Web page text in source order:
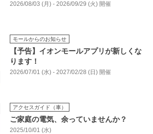
2026/08/03 (月) - 2026/09/29 (火) 開催
モールからのお知らせ
【予告】イオンモールアプリが新しくな
ります！
2026/07/01 (水) - 2027/02/28 (日) 開催
アクセスガイド（車）
ご家庭の電気、余っていませんか？
2025/10/01 (水)